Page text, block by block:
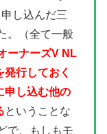
し込んだ三
。（全て一般
ーナーズV NL
行しておく
申し込む他の
ということな
で、もしもモ